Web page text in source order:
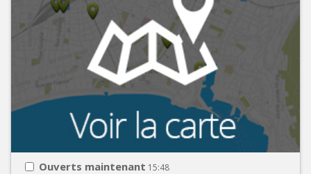
Ouverts maintenant 15:48